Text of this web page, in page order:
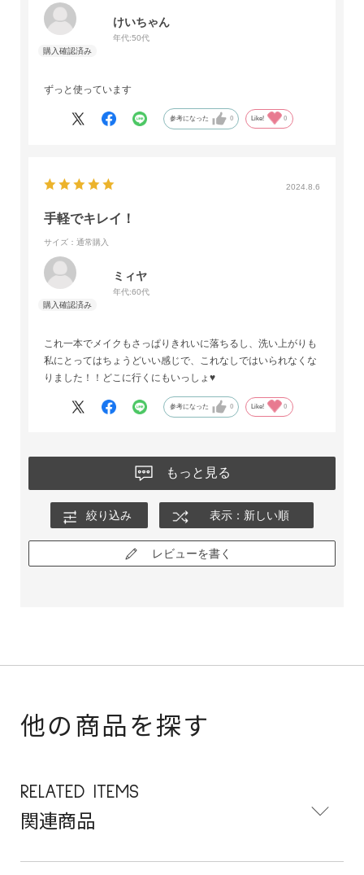
けいちゃん
年代:50代
ずっと使っています
参考になった 0 Like! 0
2024.8.6
手軽でキレイ！
サイズ：通常購入
ミィヤ
年代:60代
これ一本でメイクもさっぱりきれいに落ちるし、洗い上がりも
私にとってはちょうどいい感じで、これなしではいられなくな
りました！！どこに行くにもいっしょ♥️
参考になった 0 Like! 0
もっと見る
絞り込み 表示：新しい順
レビューを書く
他の商品を探す
RELATED ITEMS
関連商品